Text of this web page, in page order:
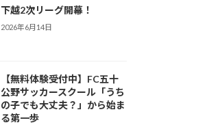
下越2次リーグ開幕！
2026年6月14日
【無料体験受付中】FC五十
公野サッカースクール「うち
の子でも大丈夫？」から始ま
る第一歩